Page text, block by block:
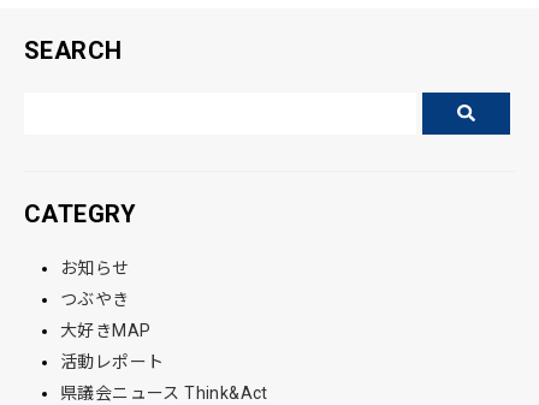
SEARCH
CATEGRY
お知らせ
つぶやき
大好きMAP
活動レポート
県議会ニュース Think&Act